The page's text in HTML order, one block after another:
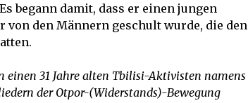
begann damit, dass er einen jungen
von den Männern geschult wurde, die den
einen 31 Jahre alten Tbilisi-Aktivisten namens
der Otpor-(Widerstands)-Bewegung